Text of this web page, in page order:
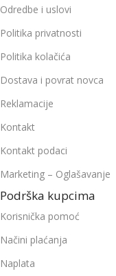
Odredbe i uslovi
Politika privatnosti
Politika kolačića
Dostava i povrat novca
Reklamacije
Kontakt
Kontakt podaci
Marketing – Oglašavanje
Podrška kupcima
Korisnička pomoć
Načini plaćanja
Naplata